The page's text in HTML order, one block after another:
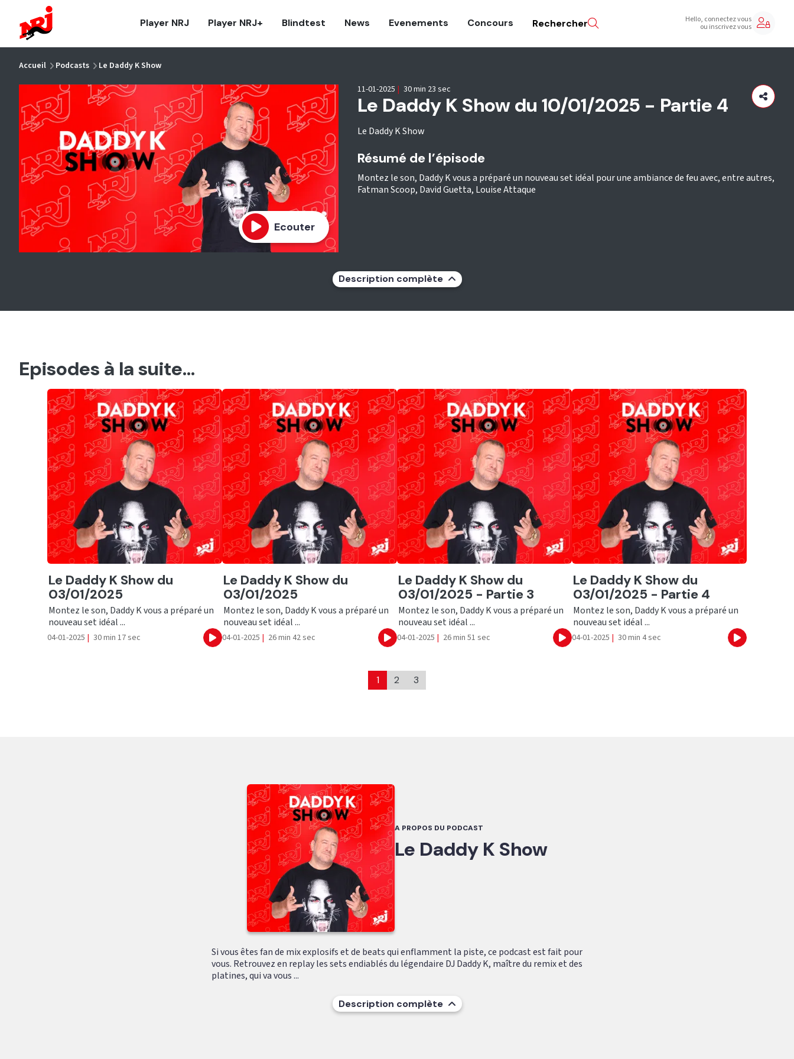
Player NRJ Player NRJ+ Blindtest News Evenements Concours Rechercher Hello, connectez vous
ou inscrivez vous
Accueil Podcasts Le Daddy K Show
Ecouter
Le Daddy K Show du 10/01/2025 - Partie 4
Le Daddy K Show
11-01-2025 | 30 min 23 sec
Résumé de l’épisode
Montez le son, Daddy K vous a préparé un nouveau set idéal pour une ambiance de feu avec, entre autres,
Fatman Scoop, David Guetta, Louise Attaque
Description complète
Episodes à la suite...
Ecouter
Le Daddy K Show du
03/01/2025
Montez le son, Daddy K vous a préparé un
nouveau set idéal ...
04-01-2025 | 30 min 17 sec Ecouter
Ecouter
Le Daddy K Show du
03/01/2025
Montez le son, Daddy K vous a préparé un
nouveau set idéal ...
04-01-2025 | 26 min 42 sec Ecouter
Ecouter
Le Daddy K Show du
03/01/2025 - Partie 3
Montez le son, Daddy K vous a préparé un
nouveau set idéal ...
04-01-2025 | 26 min 51 sec Ecouter
Ecouter
Le Daddy K Show du
03/01/2025 - Partie 4
Montez le son, Daddy K vous a préparé un
nouveau set idéal ...
04-01-2025 | 30 min 4 sec Ecouter
1 2 3
A PROPOS DU PODCAST
Le Daddy K Show
Si vous êtes fan de mix explosifs et de beats qui enflamment la piste, ce podcast est fait pour
vous. Retrouvez en replay les sets endiablés du légendaire DJ Daddy K, maître du remix et des
platines, qui va vous ...
Description complète